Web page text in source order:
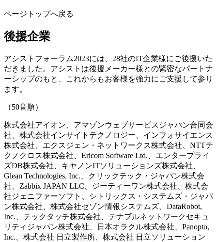
ページトップへ戻る
後援企業
アシストフォーラム2023には、28社のIT企業様にご後援いた
だきました。アシストは後援メーカー様との緊密なパートナ
ーシップのもと、これからもお客様を強力にご支援して参り
ます。
（50音順）
株式会社アイオン、アマゾンウェブサービスジャパン合同会
社、株式会社インサイトテクノロジー、インフォサイエンス
株式会社、エクスジェン・ネットワークス株式会社、NTTテ
クノクロス株式会社、Ericom Software Ltd.、エンタープライ
ズDB株式会社、キヤノンITソリューションズ株式会社、
Glean Technologies, Inc.、クリックテック・ジャパン株式会
社、Zabbix JAPAN LLC、ジーティーワン株式会社、株式会
社ジェニファーソフト、シトリックス・システムズ・ジャパ
ン株式会社、株式会社セゾン情報システムズ、DataRobot,
Inc.、テックタッチ株式会社、テナブルネットワークセキュ
リティジャパン株式会社、日本オラクル株式会社、Panopto,
Inc.、株式会社 日立製作所、株式会社 日立ソリューション